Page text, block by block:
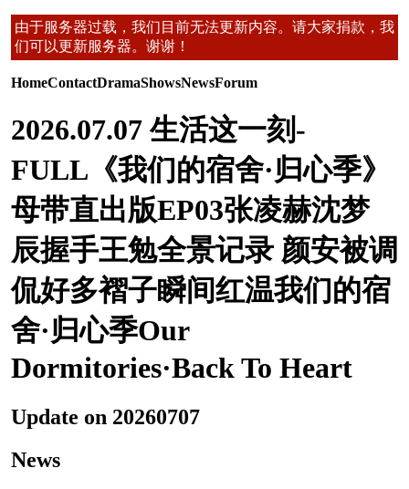
由于服务器过载，我们目前无法更新内容。请大家捐款，我
们可以更新服务器。谢谢！
HomeContactDramaShowsNewsForum
2026.07.07 生活这一刻-
FULL《我们的宿舍·归心季》
母带直出版EP03张凌赫沈梦
辰握手王勉全景记录 颜安被调
侃好多褶子瞬间红温我们的宿
舍·归心季Our
Dormitories·Back To Heart
Update on 20260707
News